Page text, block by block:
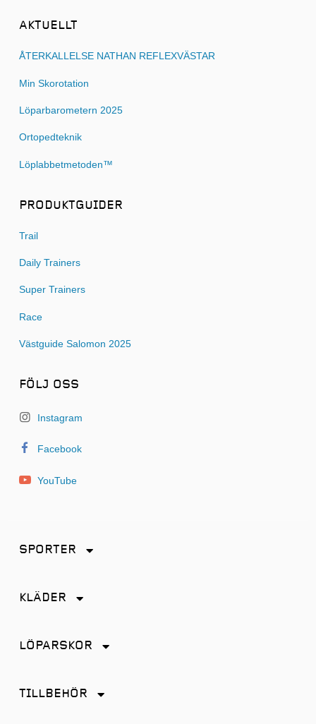
AKTUELLT
ÅTERKALLELSE NATHAN REFLEXVÄSTAR
Min Skorotation
Löparbarometern 2025
Ortopedteknik
Löplabbetmetoden™
PRODUKTGUIDER
Trail
Daily Trainers
Super Trainers
Race
Västguide Salomon 2025
FÖLJ OSS
Instagram
Facebook
YouTube
SPORTER
KLÄDER
LÖPARSKOR
TILLBEHÖR